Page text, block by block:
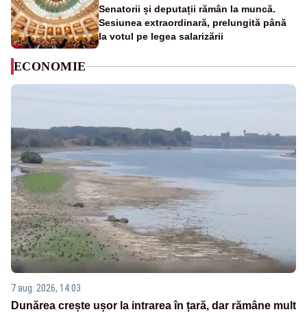
Senatorii și deputații rămân la muncă.
Sesiunea extraordinară, prelungită până
la votul pe legea salarizării
ECONOMIE
7 aug. 2026, 14:03
Dunărea crește ușor la intrarea în țară, dar rămâne mult